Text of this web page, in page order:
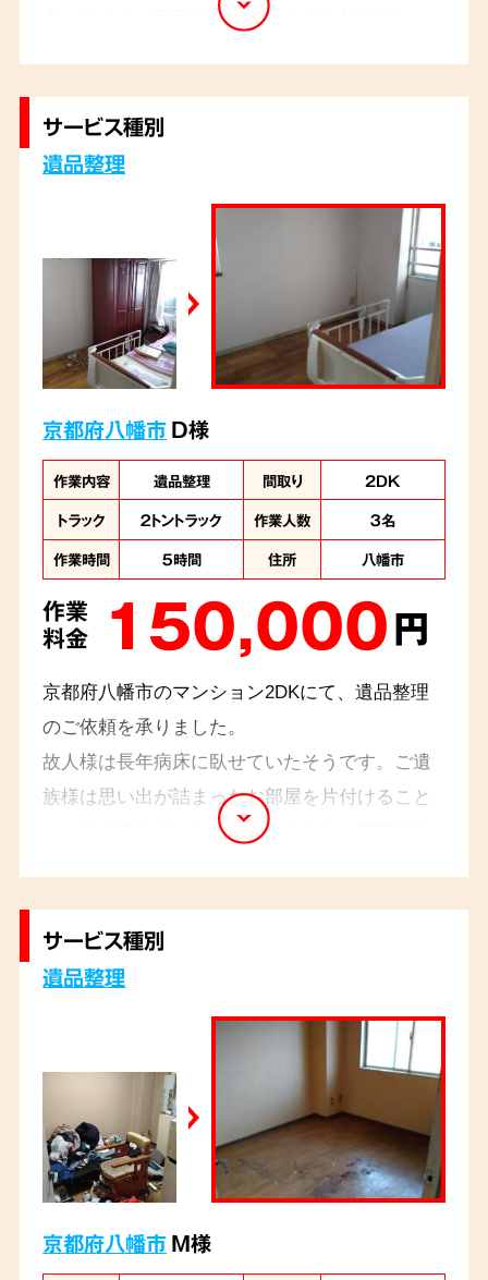
会いのもと、不用品と必要なものを仕分けし、
ました。
サービス種別
遺品整理
京都府八幡市D様
作業内容 遺品整理 間取り
2DK
トラック
２トントラック 作業人数
３名
作業時間
５時間 住所 八幡市
作業
料金
150,000円
京都府八幡市のマンション2DKにて、遺品整理
のご依頼を承りました。
故人様は長年病床に臥せていたそうです。ご遺
族様は思い出が詰まったお部屋を片付けること
に、心を痛めていらっしゃいました。事前打ち
でよかったです」とお言葉をいただきました。
サービス種別
遺品整理
京都府八幡市M様